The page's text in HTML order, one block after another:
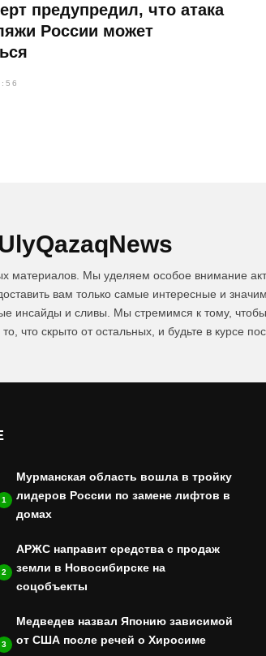
предупредил, что атака
России может
материалов. Мы уделяем особое внимание
вам только самые интересные и
инсайды и сливы. Мы стремимся к тому,
что скрыто от остальных, и будьте в курсе
1
Мурманская область вошла в тройку
лидеров России по замене лифтов в
домах
2
АРЖС направит средства с продаж
земли в Новосибирске на
соцобъекты
3
Медведев назвал Японию зависимой
от США после речей о Хиросиме